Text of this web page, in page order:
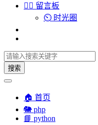
✍🏻 留言板
⏲️ 时光圈
搜索
🏠 首页
🐘 php
📘 python